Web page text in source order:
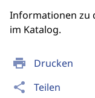
print Drucken
share Teilen
Informationen zu
im Katalog.